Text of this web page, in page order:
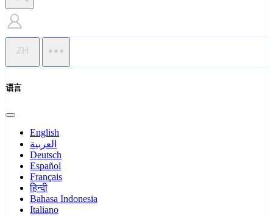
ZH
语言
English
العربية
Deutsch
Español
Français
हिन्दी
Bahasa Indonesia
Italiano